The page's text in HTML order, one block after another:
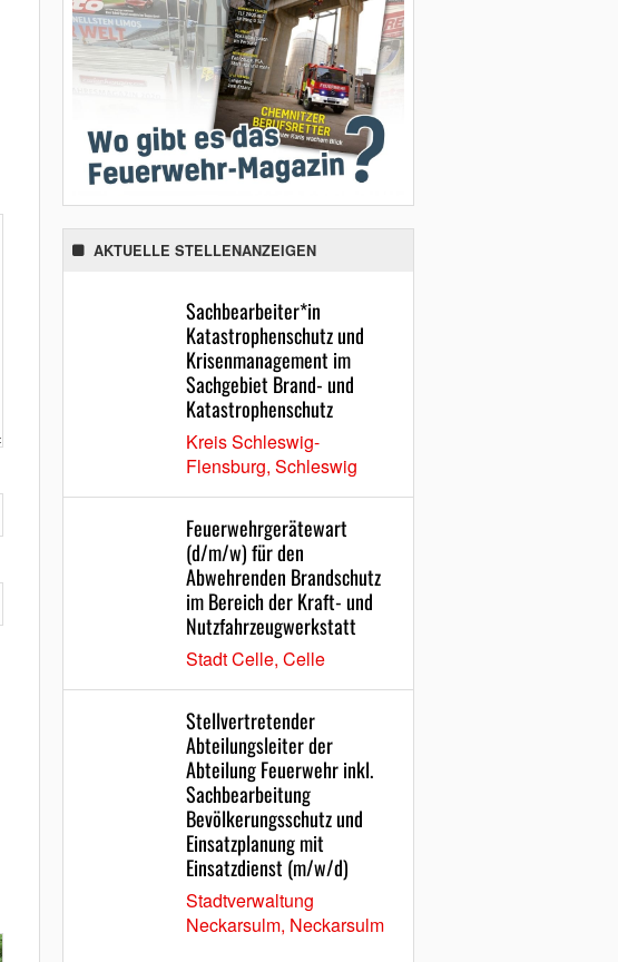
AKTUELLE STELLENANZEIGEN
Sachbearbeiter*in
Katastrophenschutz und
Krisenmanagement im
Sachgebiet Brand- und
Katastrophenschutz
Kreis Schleswig-
Flensburg, Schleswig
Feuerwehrgerätewart
(d/m/w) für den
Abwehrenden Brandschutz
im Bereich der Kraft- und
Nutzfahrzeugwerkstatt
Stadt Celle, Celle
Stellvertretender
Abteilungsleiter der
Abteilung Feuerwehr inkl.
Sachbearbeitung
Bevölkerungsschutz und
Einsatzplanung mit
Einsatzdienst (m/w/d)
Stadtverwaltung
Neckarsulm, Neckarsulm